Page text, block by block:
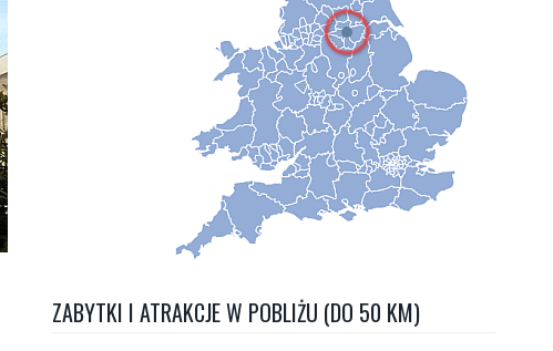
ZABYTKI I ATRAKCJE W POBLIŻU (DO 50 KM)